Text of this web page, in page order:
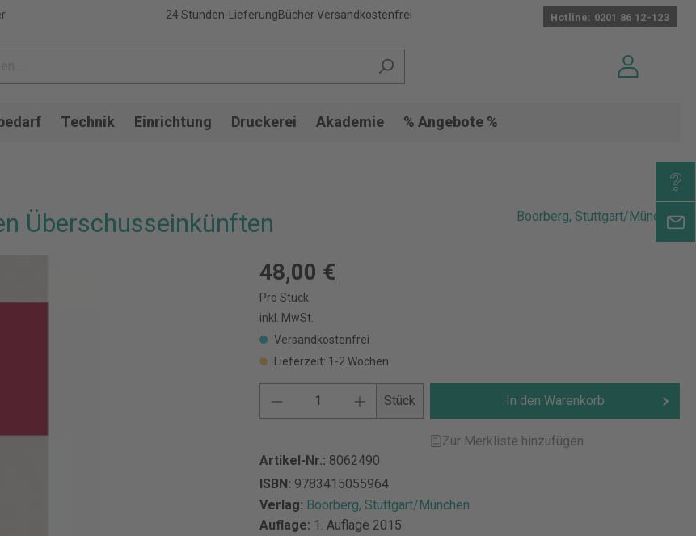
24 Stunden-LieferungBücher Versandkostenfrei Hotline: 0201 86 12-123
Technik Einrichtung Druckerei Akademie % Angebote %
Überschusseinkünften Boorberg, Stuttgart/München
48,00 €
Pro Stück
inkl. MwSt.
Versandkostenfrei
Lieferzeit: 1-2 Wochen
Stück In den Warenkorb
Zur Merkliste hinzufügen
Artikel-Nr.: 8062490
ISBN: 9783415055964
Verlag: Boorberg, Stuttgart/München
Auflage: 1. Auflage 2015